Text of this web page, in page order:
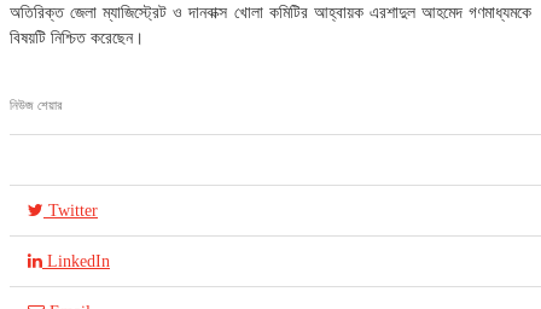
অতিরিক্ত জেলা ম্যাজিস্ট্রেট ও দানবাক্স খোলা কমিটির আহ্বায়ক এরশাদুল আহমেদ গণমাধ্যমকে
বিষয়টি নিশ্চিত করেছেন।
নিউজ শেয়ার
Twitter
LinkedIn